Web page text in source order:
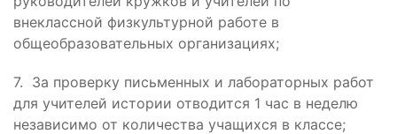
внеклассной физкультурной работе в
общеобразовательных организациях;
7. За проверку письменных и лабораторных работ
для учителей истории отводится 1 час в неделю
независимо от количества учащихся в классе;